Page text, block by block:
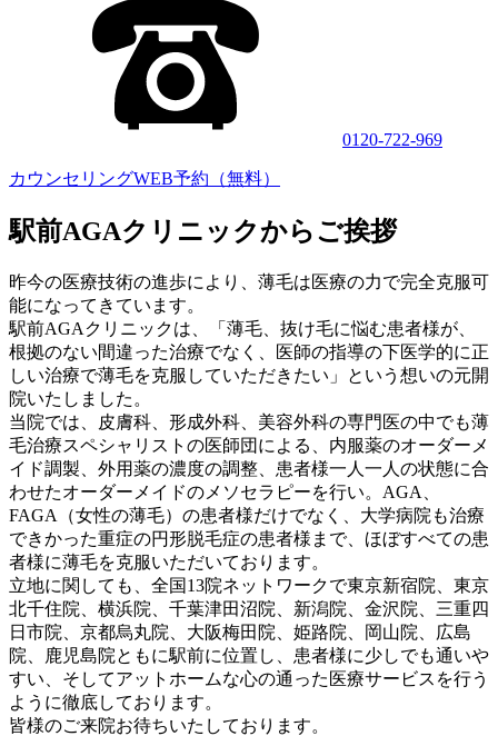
0120-722-969
カウンセリングWEB予約（無料）
駅前AGAクリニックからご挨拶
昨今の医療技術の進歩により、薄毛は医療の力で完全克服可
能になってきています。
駅前AGAクリニックは、「薄毛、抜け毛に悩む患者様が、
根拠のない間違った治療でなく、医師の指導の下医学的に正
しい治療で薄毛を克服していただきたい」という想いの元開
院いたしました。
当院では、皮膚科、形成外科、美容外科の専門医の中でも薄
毛治療スペシャリストの医師団による、内服薬のオーダーメ
イド調製、外用薬の濃度の調整、患者様一人一人の状態に合
わせたオーダーメイドのメソセラピーを行い。AGA、
FAGA（女性の薄毛）の患者様だけでなく、大学病院も治療
できかった重症の円形脱毛症の患者様まで、ほぼすべての患
者様に薄毛を克服いただいております。
立地に関しても、全国13院ネットワークで東京新宿院、東京
北千住院、横浜院、千葉津田沼院、新潟院、金沢院、三重四
日市院、京都烏丸院、大阪梅田院、姫路院、岡山院、広島
院、鹿児島院ともに駅前に位置し、患者様に少しでも通いや
すい、そしてアットホームな心の通った医療サービスを行う
ように徹底しております。
皆様のご来院お待ちいたしております。